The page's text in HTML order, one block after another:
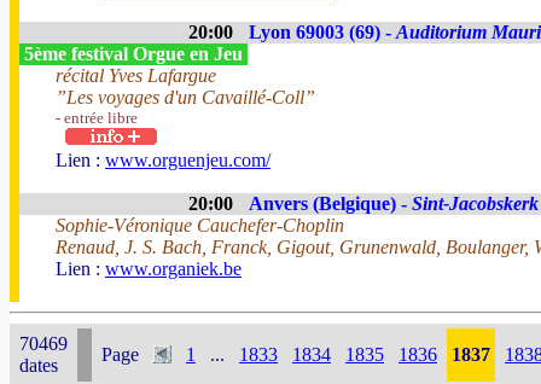
20:00 Lyon 69003 (69) - Auditorium
5ème festival Orgue en Jeu
récital Yves Lafargue
”Les voyages d'un Cavaillé-Coll”
- entrée libre
Lien : www.orguenjeu.com/
20:00 Anvers (Belgique) - Sint-Jacobskerk
Sophie-Véronique Cauchefer-Choplin
Renaud, J. S. Bach, Franck, Gigout, Grunenwald, Boulanger,
Lien : www.organiek.be
70469
dates
Page 1 ... 1833 1834 1835 1836 1837